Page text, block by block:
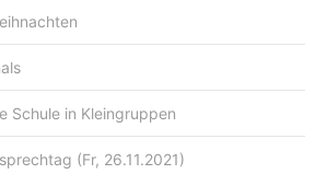
Schule in Kleingruppen
(Fr, 26.11.2021)